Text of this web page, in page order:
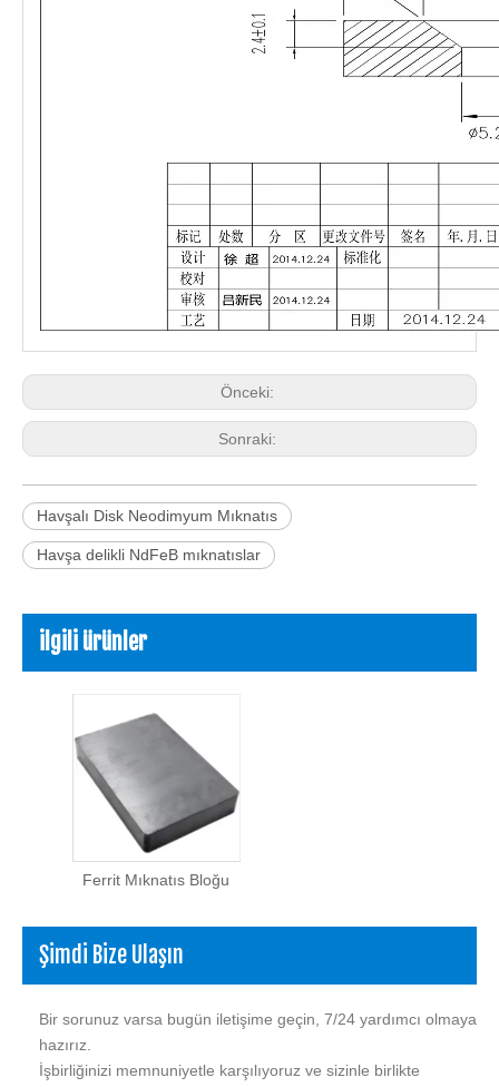
Önceki:
Sonraki:
Havşalı Disk Neodimyum Mıknatıs
Havşa delikli NdFeB mıknatıslar
ilgili ürünler
Ferrit Mıknatıs Bloğu
Şimdi Bize Ulaşın
Bir sorunuz varsa bugün iletişime geçin, 7/24 yardımcı olmaya
hazırız.
İşbirliğinizi memnuniyetle karşılıyoruz ve sizinle birlikte